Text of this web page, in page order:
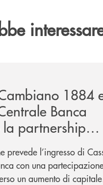
1884
Banca
partnership
prevede l’ingresso di
con una
un aumento di capitale